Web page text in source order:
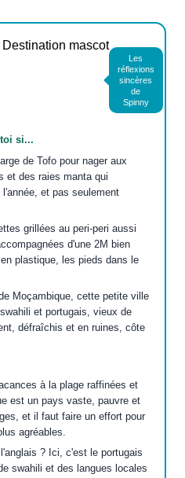
Les
réflexions
sincères
de
Spinny
si...
de Tofo pour nager aux
et des raies manta qui
et pas seulement
grillées au peri-peri aussi
d'une 2M bien
plastique, les pieds dans le
Moçambique, cette petite ville
et portugais, vieux de
défraîchis et en ruines, côte
à la plage raffinées et
est un pays vaste, pauvre et
et il faut faire un effort pour
agréables.
? Ici, c'est le portugais
swahili et des langues locales